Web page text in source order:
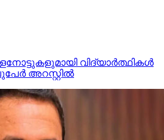
വിദ്യാര്‍ത്ഥികള്‍
അറസ്റ്റില്‍